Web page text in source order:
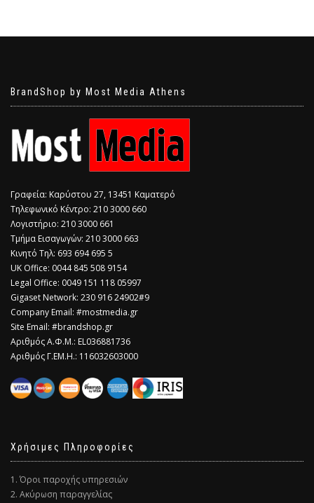
BrandShop by Most Media Athens
Γραφεία: Καρύστου 27, 13451 Καματερό
Τηλεφωνικό Κέντρο: 210 3000 660
Λογιστήριο: 210 3000 661
Τμήμα Εισαγωγών: 210 3000 663
Κινητό Τηλ: 693 694 695 5
​UK Office: 0044 845 508 9154
Legal Office: 0049 151 118 05997
Gigaset Network: 230 916 24902#9
Company Email: #mostmedia.gr
Site Email: #brandshop.gr
Αριθμός Α.Φ.Μ.: EL036881736
Αριθμός Γ.ΕΜ.Η.: 116032603000
Χρήσιμες Πληροφορίες
1. Όροι παροχής υπηρεσιών
2. Ακύρωση παραγγελίας